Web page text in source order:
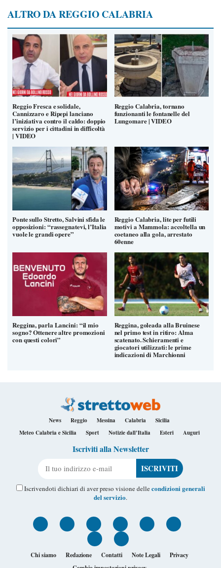
ALTRO DA REGGIO CALABRIA
Reggio Fresca e solidale,
Cannizzaro e Ripepi lanciano
l’iniziativa contro il caldo: doppio
servizio per i cittadini in difficoltà
| VIDEO
Reggio Calabria, tornano
funzionanti le fontanelle del
Lungomare | VIDEO
Ponte sullo Stretto, Salvini sfida le
opposizioni: “rassegnatevi, l’Italia
vuole le grandi opere”
Reggio Calabria, lite per futili
motivi a Mammola: accoltella un
coetaneo alla gola, arrestato
60enne
Reggina, parla Lancini: “il mio
sogno? Ottenere altre promozioni
con questi colori”
Reggina, goleada alla Bruinese
nel primo test in ritiro: Alma
scatenato. Schieramenti e
giocatori utilizzati: le prime
indicazioni di Marchionni
News Reggio Messina Calabria
Sicilia
Meteo Calabria e Sicilia
Sport Notizie dall’Italia Esteri Auguri
Iscriviti alla Newsletter
Iscrivendoti dichiari di aver preso visione dellecondizioni generali
del servizio.
Chi siamo Redazione Contatti Note Legali
Privacy